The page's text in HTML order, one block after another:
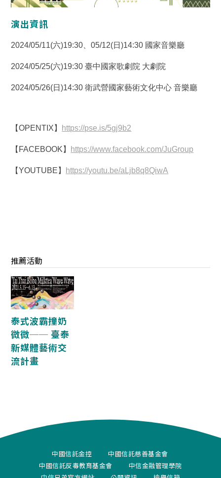
演出資訊
2024/05/11(六)19:30、05/12(日)14:30 國家音樂廳
2024/05/25(六)19:30 臺中國家歌劇院 大劇院
2024/05/26(日)14:30 衛武營國家藝術文化中心 音樂廳
【OPENTIX】 https://pse.is/5gj9b2
【FACEBOOK】 https://www.facebook.com/JuGroup
【YOUTUBE】 https://youtu.be/aLjb8q8QiwA
推薦活動
泰式波霸撞奶
微微── 臺泰
新媒體藝術交
流計畫
中國信託金控
中國信託慈善基金會
中國信託反毒教育基金會
中信金融管理學院